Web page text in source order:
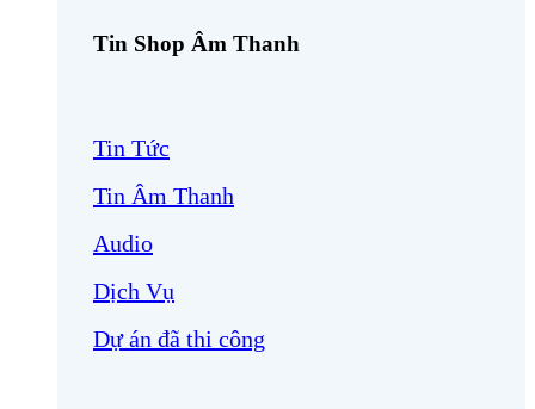
Tin Shop Âm Thanh
Tin Tức
Tin Âm Thanh
Audio
Dịch Vụ
Dự án đã thi công